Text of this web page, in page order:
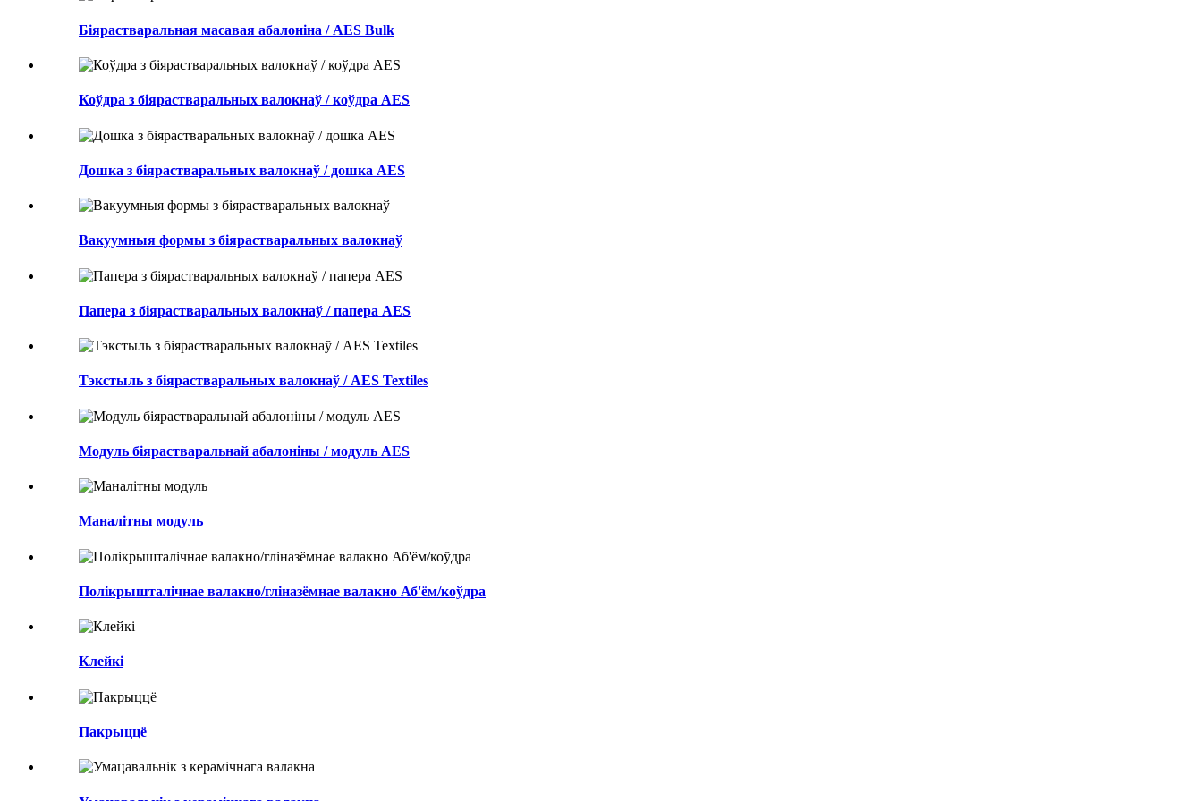
Біярастваральная масавая абалоніна / AES Bulk
Коўдра з біярастваральных валокнаў / коўдра AES
Дошка з біярастваральных валокнаў / дошка AES
Вакуумныя формы з біярастваральных валокнаў
Папера з біярастваральных валокнаў / папера AES
Тэкстыль з біярастваральных валокнаў / AES Textiles
Модуль біярастваральнай абалоніны / модуль AES
Маналітны модуль
Полікрышталічнае валакно/гліназёмнае валакно Аб'ём/коўдра
Клейкі
Пакрыццё